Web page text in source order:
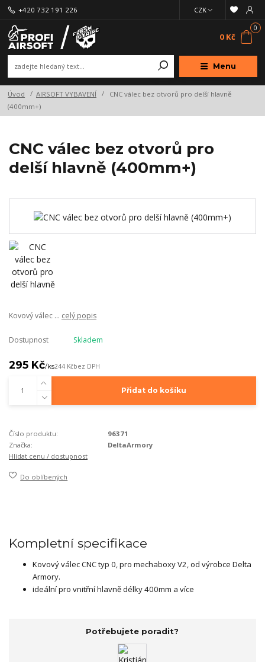
Menu
CZK
+420 732 191 226
0
0 Kč
Úvod AIRSOFT VYBAVENÍ
CNC válec bez otvorů pro delší hlavně
(400mm+)
CNC válec bez otvorů pro
delší hlavně (400mm+)
Kovový válec ... celý popis
Dostupnost Skladem
295 Kč/ks244 Kčbez DPH
Přidat do košíku
Číslo produktu:
96371
Značka:
DeltaArmory
Hlídat cenu / dostupnost
Do oblíbených
Kompletní specifikace
Kovový válec CNC typ 0, pro mechaboxy V2, od výrobce Delta
Armory.
ideální pro vnitřní hlavně délky 400mm a více
Potřebujete poradit?